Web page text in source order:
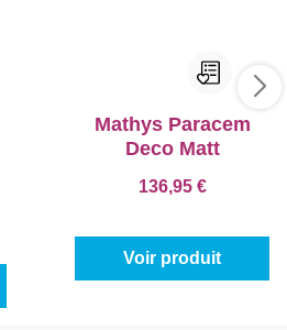
Mathys Paracem
Deco Matt
136,95 €
Voir produit